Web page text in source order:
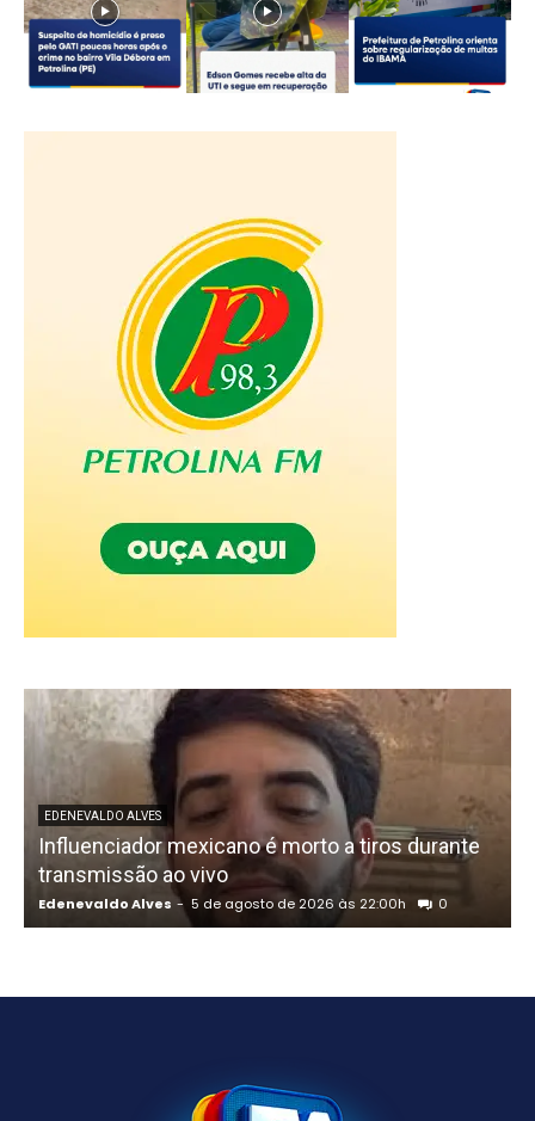
EDENEVALDO ALVES
Influenciador mexicano é morto a tiros durante
transmissão ao vivo
Edenevaldo Alves - 5 de agosto de 2026 às 22:00h 0